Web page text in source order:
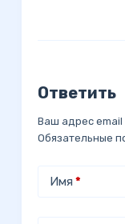
Ответить
Ваш адрес email
Обязательные
Имя *